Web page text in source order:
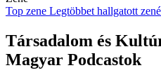
Top zene Legtöbbet hallgatott
Társadalom és
Magyar Podcastok